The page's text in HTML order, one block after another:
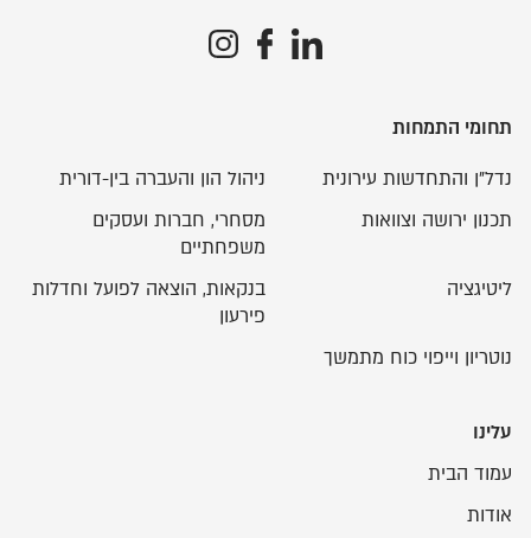
תחומי התמחות
נדל"ן והתחדשות עירונית
ניהול הון והעברה בין-דורית
תכנון ירושה וצוואות
מסחרי, חברות ועסקים
משפחתיים
ליטיגציה
בנקאות, הוצאה לפועל וחדלות
פירעון
נוטריון וייפוי כוח מתמשך
עלינו
עמוד הבית
אודות